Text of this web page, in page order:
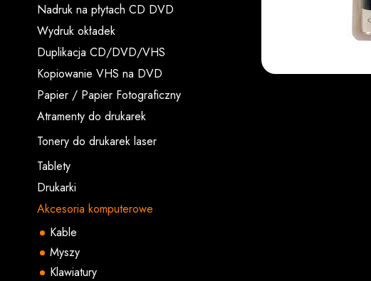
Nadruk na płytach CD DVD
Wydruk okładek
Duplikacja CD/DVD/VHS
Kopiowanie VHS na DVD
Papier / Papier Fotograficzny
Atramenty do drukarek
Tonery do drukarek laser
Tablety
Drukarki
Akcesoria komputerowe
Kable
Myszy
Klawiatury